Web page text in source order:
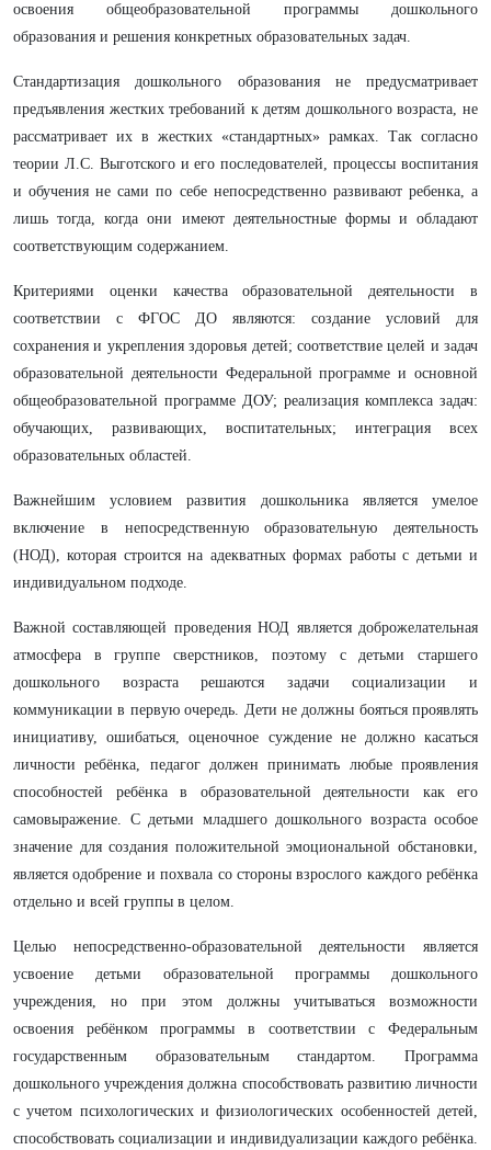
освоения общеобразовательной программы дошкольного
образования и решения конкретных образовательных задач.
Стандартизация дошкольного образования не предусматривает
предъявления жестких требований к детям дошкольного возраста, не
рассматривает их в жестких «стандартных» рамках. Так согласно
теории Л.С. Выготского и его последователей, процессы воспитания
и обучения не сами по себе непосредственно развивают ребенка, а
лишь тогда, когда они имеют деятельностные формы и обладают
соответствующим содержанием.
Критериями оценки качества образовательной деятельности в
соответствии с ФГОС ДО являются: создание условий для
сохранения и укрепления здоровья детей; соответствие целей и задач
образовательной деятельности Федеральной программе и основной
общеобразовательной программе ДОУ; реализация комплекса задач:
обучающих, развивающих, воспитательных; интеграция всех
образовательных областей.
Важнейшим условием развития дошкольника является умелое
включение в непосредственную образовательную деятельность
(НОД), которая строится на адекватных формах работы с детьми и
индивидуальном подходе.
Важной составляющей проведения НОД является доброжелательная
атмосфера в группе сверстников, поэтому с детьми старшего
дошкольного возраста решаются задачи социализации и
коммуникации в первую очередь. Дети не должны бояться проявлять
инициативу, ошибаться, оценочное суждение не должно касаться
личности ребёнка, педагог должен принимать любые проявления
способностей ребёнка в образовательной деятельности как его
самовыражение. С детьми младшего дошкольного возраста особое
значение для создания положительной эмоциональной обстановки,
является одобрение и похвала со стороны взрослого каждого ребёнка
отдельно и всей группы в целом.
Целью непосредственно-образовательной деятельности является
усвоение детьми образовательной программы дошкольного
учреждения, но при этом должны учитываться возможности
освоения ребёнком программы в соответствии с Федеральным
государственным образовательным стандартом. Программа
дошкольного учреждения должна способствовать развитию личности
с учетом психологических и физиологических особенностей детей,
способствовать социализации и индивидуализации каждого ребёнка.